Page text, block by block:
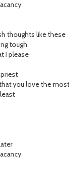
thoughts like these
tough
I please
you love the most